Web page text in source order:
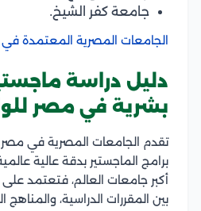
جامعة كفر الشيخ.
الجامعات المصرية المعتمدة
دليل دراسة
بشرية في مصر
تقدم الجامعات المصرية في مصر
برامج الماجستير بدقة عالية
أكبر جامعات العالم، فتعتمد على ا
بين المقررات الدراسية،